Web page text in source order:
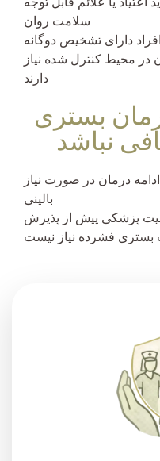
سلامت روان
دارای تشخیص دوگانه
در محیط کنترل شده نیاز
دارند
بستری
نباشد
درمان در صورت نیاز
بالینی
پزشکی پیش از پذیرش
فشرده نیاز نیست